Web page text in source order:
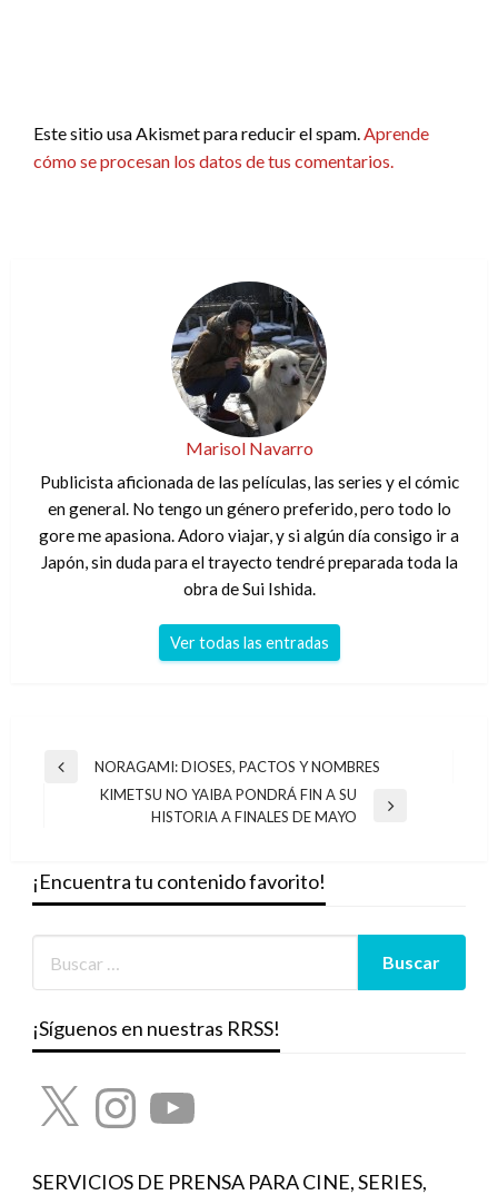
Este sitio usa Akismet para reducir el spam.Aprende
cómo se procesan los datos de tus comentarios.
Marisol Navarro
Publicista aficionada de las películas, las series y el cómic
en general. No tengo un género preferido, pero todo lo
gore me apasiona. Adoro viajar, y si algún día consigo ir a
Japón, sin duda para el trayecto tendré preparada toda la
obra de Sui Ishida.
Ver todas las entradas
Navegación
Entrada
NORAGAMI: DIOSES, PACTOS Y NOMBRES
KIMETSU NO YAIBA PONDRÁ FIN A SU
HISTORIA A FINALES DE MAYO
¡Encuentra tu contenido favorito!
¡Síguenos en nuestras RRSS!
X InstagramYouTube
SERVICIOS DE PRENSA PARA CINE, SERIES,